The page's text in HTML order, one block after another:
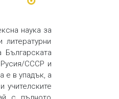
наука за
Русия/СССР и
е в упадък, а
учителските